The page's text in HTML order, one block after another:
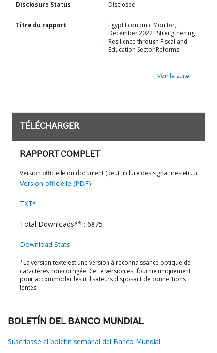
Disclosure Status Disclosed
Titre du rapport
Egypt Economic Monitor,
December 2022 : Strengthening
Resilience through Fiscal and
Education Sector Reforms
Voir la suite
TÉLÉCHARGER
RAPPORT COMPLET
Version officielle du document (peut inclure des signatures etc…)
Version officielle (PDF)
TXT*
Total Downloads** : 6875
Download Stats
*La version texte est une version à reconnaissance optique de
caractères non-corrigée. Cette version est fournie uniquement
pour accommoder les utilisateurs disposant de connections
lentes.
BOLETÍN DEL BANCO MUNDIAL
Suscríbase al boletín semanal del Banco Mundial